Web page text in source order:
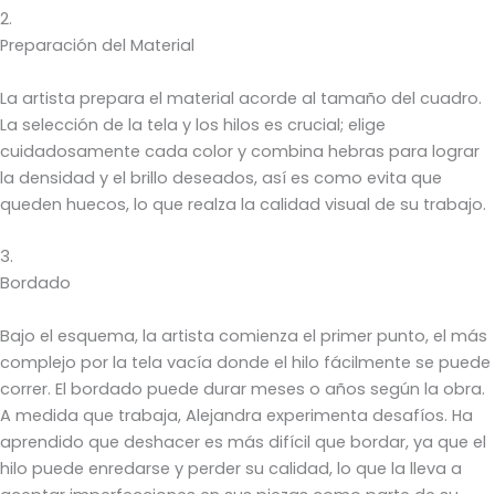
2.
Preparación del Material
La artista prepara el material acorde al tamaño del cuadro.
La selección de la tela y los hilos es crucial; elige
cuidadosamente cada color y combina hebras para lograr
la densidad y el brillo deseados, así es como evita que
queden huecos, lo que realza la calidad visual de su trabajo.
3.
Bordado
Bajo el esquema, la artista comienza el primer punto, el más
complejo por la tela vacía donde el hilo fácilmente se puede
correr. El bordado puede durar meses o años según la obra.
A medida que trabaja, Alejandra experimenta desafíos. Ha
aprendido que deshacer es más difícil que bordar, ya que el
hilo puede enredarse y perder su calidad, lo que la lleva a